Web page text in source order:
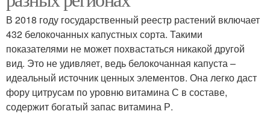
В 2018 году государственный реестр растений включает
432 белокочанных капустных сорта. Такими
показателями не может похвастаться никакой другой
вид. Это не удивляет, ведь белокочанная капуста –
идеальный источник ценных элементов. Она легко даст
фору цитрусам по уровню витамина С в составе,
содержит богатый запас витамина Р.